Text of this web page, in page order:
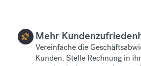
Mehr
Vereinfache die
Kunden. Stelle Rechnung in